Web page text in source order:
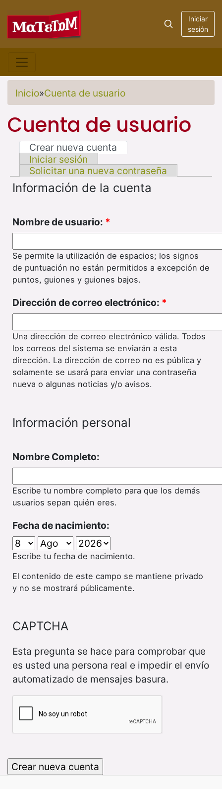
Iniciar
sesión
Inicio»Cuenta de usuario
Cuenta de usuario
Crear nueva cuenta
Iniciar sesión
Solicitar una nueva contraseña
Información de la cuenta
Nombre de usuario: *
Se permite la utilización de espacios; los signos
de puntuación no están permitidos a excepción de
puntos, guiones y guiones bajos.
Dirección de correo electrónico: *
Una dirección de correo electrónico válida. Todos
los correos del sistema se enviarán a esta
dirección. La dirección de correo no es pública y
solamente se usará para enviar una contraseña
nueva o algunas noticias y/o avisos.
Información personal
Nombre Completo:
Escribe tu nombre completo para que los demás
usuarios sepan quién eres.
Fecha de nacimiento:
Escribe tu fecha de nacimiento.
El contenido de este campo se mantiene privado
y no se mostrará públicamente.
CAPTCHA
Esta pregunta se hace para comprobar que
es usted una persona real e impedir el envío
automatizado de mensajes basura.